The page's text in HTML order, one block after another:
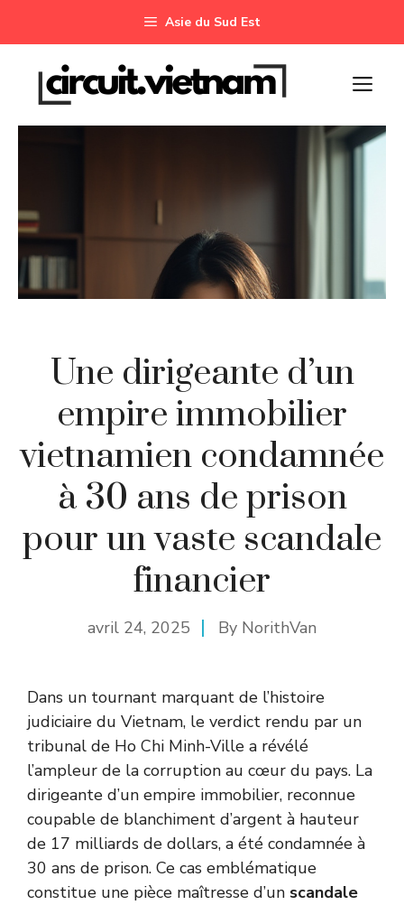
Asie du Sud Est
Une dirigeante d’un
empire immobilier
vietnamien condamnée
à 30 ans de prison
pour un vaste scandale
financier
avril 24, 2025 By NorithVan
Dans un tournant marquant de l’histoire
judiciaire du Vietnam, le verdict rendu par un
tribunal de Ho Chi Minh-Ville a révélé
l’ampleur de la corruption au cœur du pays. La
dirigeante d’un empire immobilier, reconnue
coupable de blanchiment d’argent à hauteur
de 17 milliards de dollars, a été condamnée à
30 ans de prison. Ce cas emblématique
constitue une pièce maîtresse d’un scandale